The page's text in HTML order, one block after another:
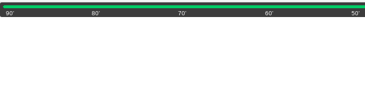
'50
'60
'70
'80
'90